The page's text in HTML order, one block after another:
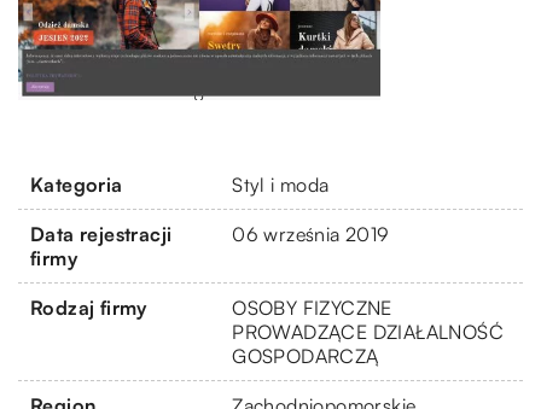
Kategoria Styl i moda
Data rejestracji
firmy
06 września 2019
Rodzaj firmy
OSOBY FIZYCZNE
PROWADZĄCE DZIAŁALNOŚĆ
GOSPODARCZĄ